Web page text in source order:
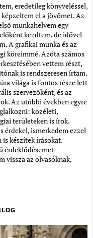
eredetileg könyveléssel,
el a jövőmet. Az
munkahelyem egy
kezdtem, de idővel
A grafikai munka és az
köreimmé. Azóta számos
vettem részt,
is rendszeresen írtam.
világa is fontos része lett
szervezőként, és az
Az utóbbi években egyre
közéleti,
területeken is írok.
érdekel, ismerkedem ezzel
is készítek írásokat.
érdeklődésemet
vissza az olvasóknak.